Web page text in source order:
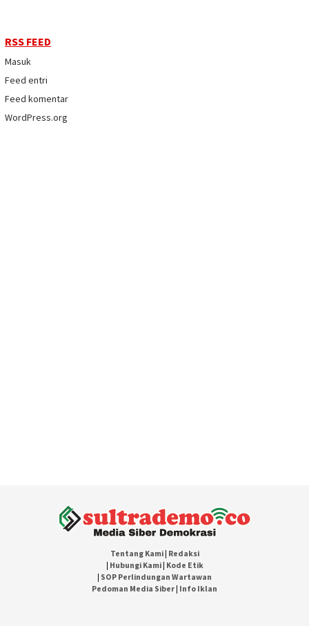
RSS FEED
Masuk
Feed entri
Feed komentar
WordPress.org
Tentang Kami| Redaksi
| Hubungi Kami| Kode Etik
| SOP Perlindungan Wartawan
Pedoman Media Siber | Info Iklan